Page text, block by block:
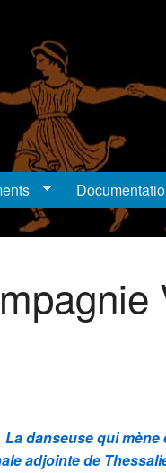
danseuse qui
adjointe de